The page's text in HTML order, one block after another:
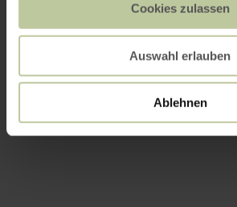
Cookies zulassen
Auswahl erlauben
Ablehnen